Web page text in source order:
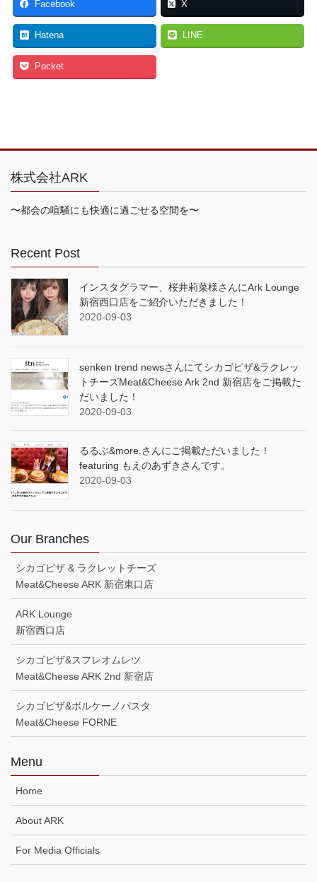
Facebook X
Hatena LINE
Pocket
株式会社ARK
〜都会の喧騒にも快適に過ごせる空間を〜
Recent Post
インスタグラマー、桜井莉菜様さんにArk Lounge
新宿西口店をご紹介いただきました！
2020-09-03
senken trend newsさんにてシカゴピザ&ラクレッ
トチーズMeat&Cheese Ark 2nd 新宿店をご掲載た
だいました！
2020-09-03
るるぶ&more.さんにご掲載ただいました！
featuring もえのあずきさんです。
2020-09-03
Our Branches
シカゴピザ & ラクレットチーズ
Meat&Cheese ARK 新宿東口店
ARK Lounge
新宿西口店
シカゴピザ&スフレオムレツ
Meat&Cheese ARK 2nd 新宿店
シカゴピザ&ボルケーノパスタ
Meat&Cheese FORNE
Menu
Home
About ARK
For Media Officials